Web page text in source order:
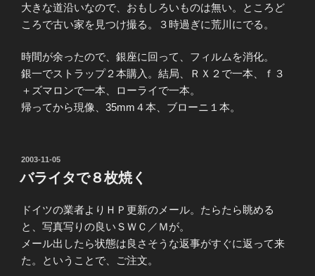
大きな道沿いなので、おもしろいものは無い。ところど
ころで古い家を見つけ撮る。３時過ぎに荒川にでる。
時間が余ったので、銀座に回って、フィルムを消化。
銀一でストラップ２本購入。結局、ＲＸ２で一本、ｆ３
＋ズマロンで一本、ローライで一本。
帰ってから現像、35mm４本、ブローニ１本。
投
日:
2003-11-05
バライタで８枚焼く
ドイツの業者よりＨＰ更新のメール。たらたら眺める
と、写真写りの良いＳＷＣ／Ｍが。
メール出したら状態は良さそうな返事がすぐに返って来
た。ということで、ご注文。